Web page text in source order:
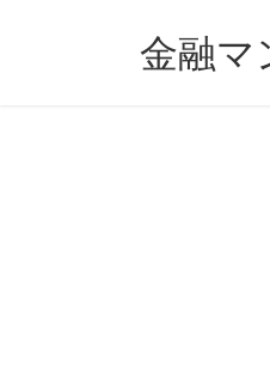
金融マ